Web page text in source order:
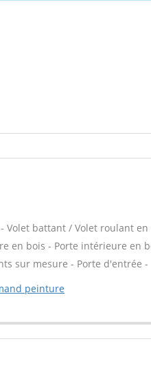
Volet battant / Volet roulant
en bois - Porte intérieure en
sur mesure - Porte d'entrée -
peinture